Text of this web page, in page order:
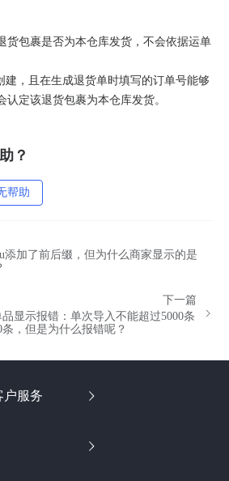
货包裹是否为本仓库发货，不会依据运单
建，且在生成退货单时填写的订单号能够
定该退货包裹为本仓库发货。
？
帮助
添加了前后缀，但为什么商家显示的是
下一篇
显示报错：单次导入不能超过5000条
条，但是为什么报错呢？
户服务